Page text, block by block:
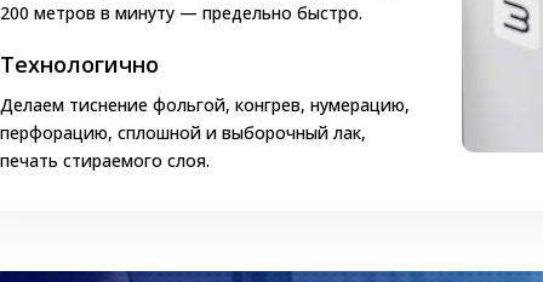
коньячных этикеток
напиток индивидуален, имеет особенную рецептуру.
эксклюзивным этикеткам для коньяка.
каких составляющих формируется их эксклюзивность:
200 метров в минуту — предельно быстро.
Технологично
Делаем тиснение фольгой, конгрев, нумерацию,
перфорацию, сплошной и выборочный лак,
печать стираемого слоя.